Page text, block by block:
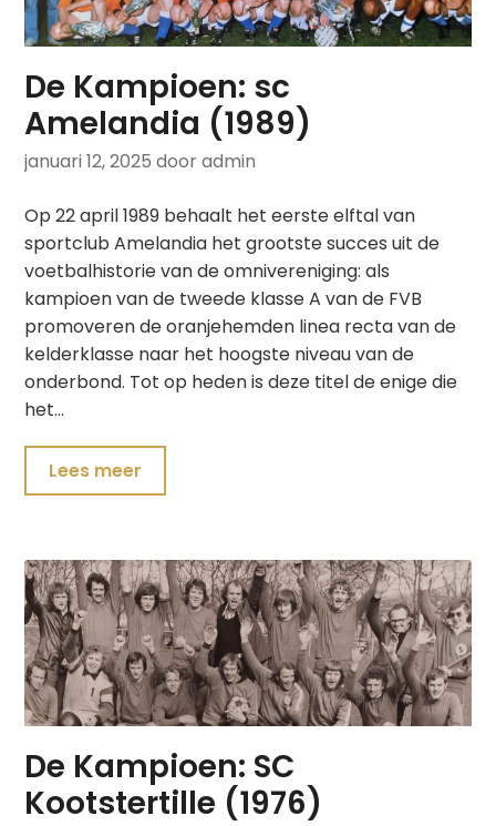
De Kampioen: sc
Amelandia (1989)
januari 12, 2025 door admin
Op 22 april 1989 behaalt het eerste elftal van
sportclub Amelandia het grootste succes uit de
voetbalhistorie van de omnivereniging: als
kampioen van de tweede klasse A van de FVB
promoveren de oranjehemden linea recta van de
kelderklasse naar het hoogste niveau van de
onderbond. Tot op heden is deze titel de enige die
het…
Lees meer
De Kampioen: SC
Kootstertille (1976)